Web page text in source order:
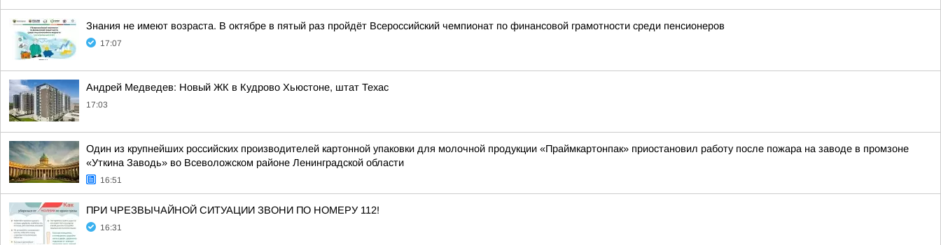
Знания не имеют возраста. В октябре в пятый раз пройдёт Всероссийский чемпионат по финансовой грамотности среди пенсионеров
17:07
Андрей Медведев: Новый ЖК в Кудрово Хьюстоне, штат Техас
17:03
Один из крупнейших российских производителей картонной упаковки для молочной продукции «Праймкартонпак» приостановил работу после пожара на заводе в промзоне
«Уткина Заводь» во Всеволожском районе Ленинградской области
16:51
ПРИ ЧРЕЗВЫЧАЙНОЙ СИТУАЦИИ ЗВОНИ ПО НОМЕРУ 112!
16:31